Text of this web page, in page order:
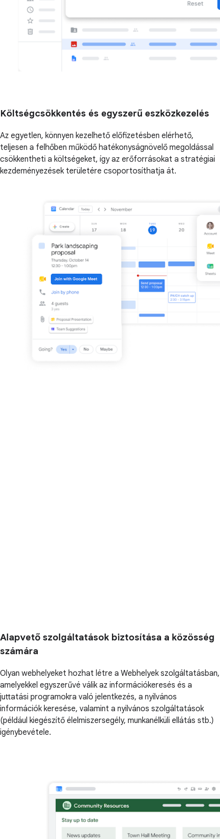
Költségcsökkentés és egyszerű eszközkezelés
Az egyetlen, könnyen kezelhető előfizetésben elérhető,
teljesen a felhőben működő hatékonyságnövelő megoldással
csökkentheti a költségeket, így az erőforrásokat a stratégiai
kezdeményezések területére csoportosíthatja át.
Alapvető szolgáltatások biztosítása a közösség
számára
Olyan webhelyeket hozhat létre a Webhelyek szolgáltatásban,
amelyekkel egyszerűvé válik az információkeresés és a
juttatási programokra való jelentkezés, a nyilvános
információk keresése, valamint a nyilvános szolgáltatások
(például kiegészítő élelmiszersegély, munkanélküli ellátás stb.)
igénybevétele.